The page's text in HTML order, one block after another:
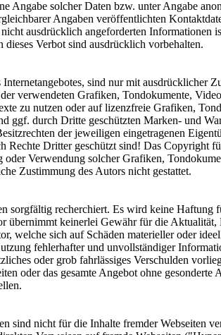
Angabe solcher Daten bzw. unter Angabe
Angaben veröffentlichten
ausdrücklich angeforderten Informationen
Verbot sind ausdrücklich vorbehalten.
sind nur mit ausdrücklicher
verwendeten Grafiken, Tondokumente,
zu nutzen oder auf lizenzfreie Grafiken,
ggf. durch Dritte geschützten Marken- und
der jeweiligen eingetragenen
Rechte Dritter geschützt sind! Das Copyright
Verwendung solcher Grafiken,
Zustimmung des Autors nicht gestattet.
sorgfältig recherchiert. Es wird keine Haftung
übernimmt keinerlei Gewähr für die
welche sich auf Schäden materieller oder
fehlerhafter und unvollständiger
oder grob fahrlässiges Verschulden
oder das gesamte Angebot ohne
sind nicht für die Inhalte fremder Webseiten